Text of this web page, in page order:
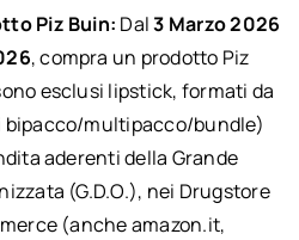
Piz Buin: Dal3 Marzo 2026
, compra un prodotto Piz
esclusi lipstick, formati da
bipacco/multipacco/bundle)
aderenti della Grande
(G.D.O.), nei Drugstore
(anche amazon.it,